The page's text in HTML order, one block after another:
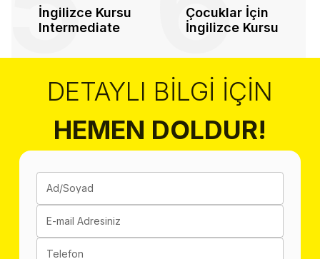
İngilizce Kursu
Intermediate
Çocuklar İçin
İngilizce Kursu
DETAYLI BILGI İÇIN
HEMEN DOLDUR!
Ad/Soyad
E-mail Adresiniz
Telefon